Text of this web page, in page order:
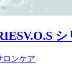
V.O.S
ロンケア